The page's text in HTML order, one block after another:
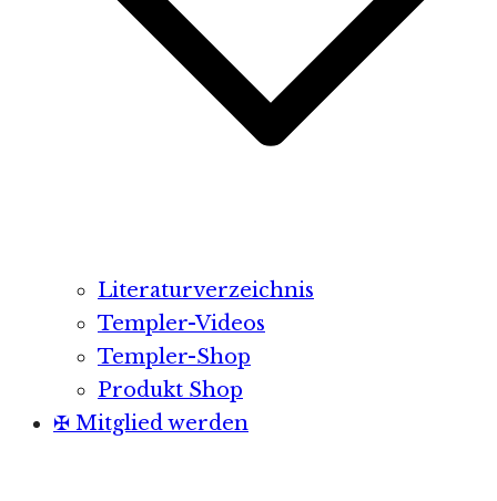
Literaturverzeichnis
Templer-Videos
Templer-Shop
Produkt Shop
✠ Mitglied werden